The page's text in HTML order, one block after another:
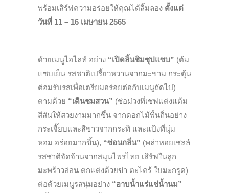
พร้อมเสิร์ฟความอร่อยให้คุณได้ลิ้มลอง ตั้งแต่
วันที่ 11 – 16 เมษายน2565
ด้วยเมนูไฮไลท์ อย่าง “เปิดลิ้นชิมซุปแซบ” (ต้ม
แซบเย็น รสชาติเปรี้ยวหวานจากมะขาม กระตุ้น
ต่อมรับรสเพื่อเตรียมอร่อยต่อกับเมนูถัดไป)
ตามด้วย “เดินชมสวน” (ช่อม่วงที่เชฟแต่งแต้ม
สีสันให้สวยงามมากขึ้น จากดอกไม้พื้นถิ่นอย่าง
กระเจี๊ยบและสีขาวจากกระทิ และแป้งที่นุ่ม
หอม อร่อยมากขึ้น), “ซ่อนกลิ่น” (พล่าหอยเชลล์
รสชาติจัดจ้านจากสมุนไพรไทย เสิร์ฟในลูก
มะพร้าวอ่อน ตกแต่งด้วยข่า ตะไคร้ ใบมะกรูด)
ต่อด้วยเมนูรสนุ่มอย่าง “อาบน้ำแร่แช่น้ำนม”